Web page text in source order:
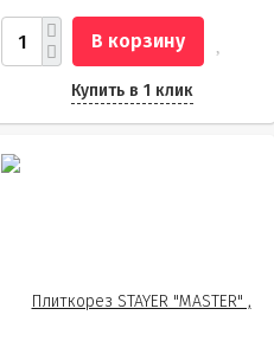
В корзину
Купить в 1 клик